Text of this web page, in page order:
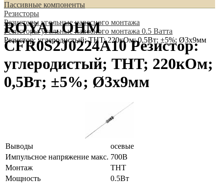
Пассивные компоненты
Резисторы
Резисторы угольные навесного монтажа
Резисторы угольные навесного монтажа 0.5 Ватта
Резистор: углеродистый; THT; 220кОм; 0,5Вт; ±5%; Ø3x9мм
ROYAL OHM
CFR0S2J0224A10 Резистор:
углеродистый; THT; 220кОм;
0,5Вт; ±5%; Ø3x9мм
Выводы
осевые
Импульсное напряжение макс. 700В
Монтаж
THT
Мощность
0.5Вт